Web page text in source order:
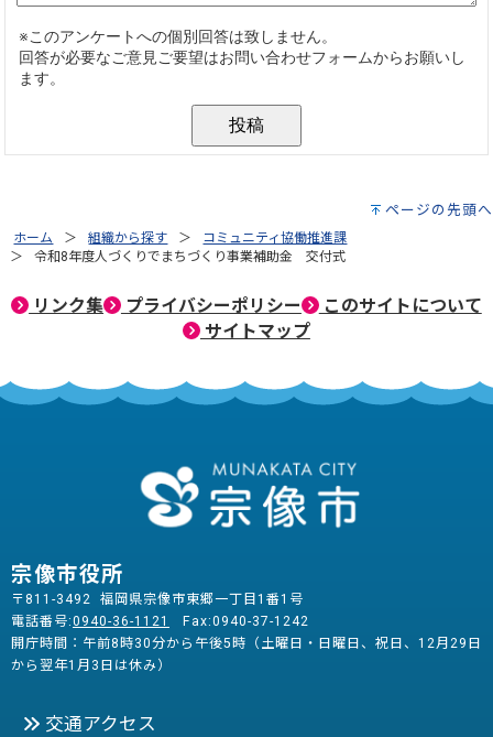
ページの先頭へ
ホーム 組織から探す
コミュニティ協働推進課
令和8年度人づくりでまちづくり事業補助金 交付式
リンク集 プライバシーポリシー
このサイトについて
サイトマップ
宗像市役所
〒811-3492 福岡県宗像市東郷一丁目1番1号
電話番号:0940-36-1121
Fax:0940-37-1242
開庁時間：午前8時30分から午後5時（土曜日・日曜日、祝日、12月29日
から翌年1月3日は休み）
交通アクセス